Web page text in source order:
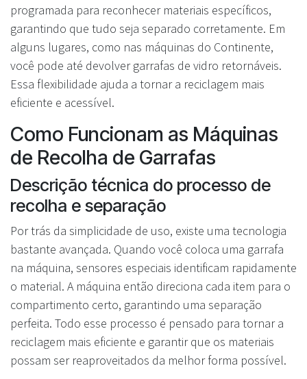
programada para reconhecer materiais específicos,
garantindo que tudo seja separado corretamente. Em
alguns lugares, como nas máquinas do Continente,
você pode até devolver garrafas de vidro retornáveis.
Essa flexibilidade ajuda a tornar a reciclagem mais
eficiente e acessível.
Como Funcionam as Máquinas
de Recolha de Garrafas
Descrição técnica do processo de
recolha e separação
Por trás da simplicidade de uso, existe uma tecnologia
bastante avançada. Quando você coloca uma garrafa
na máquina, sensores especiais identificam rapidamente
o material. A máquina então direciona cada item para o
compartimento certo, garantindo uma separação
perfeita. Todo esse processo é pensado para tornar a
reciclagem mais eficiente e garantir que os materiais
possam ser reaproveitados da melhor forma possível.